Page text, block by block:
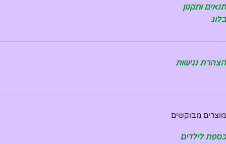
תנאים ותקנון
בלוג
הצהרת נגישות
מוצרים מבוקשים
כספת לילדים